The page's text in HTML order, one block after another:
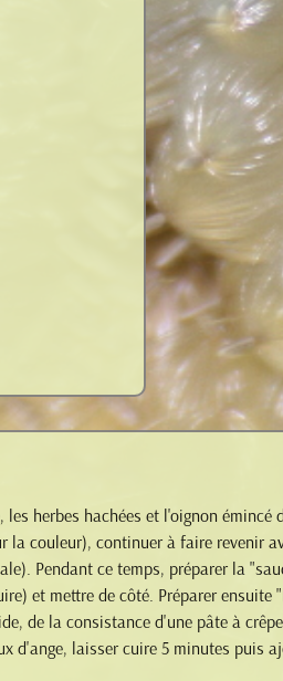
herbes hachées et l'oignon
la couleur), continuer à faire revenir
Pendant ce temps, préparer la
et mettre de côté. Préparer
de la consistance d'une pâte à
d'ange, laisser cuire 5 minutes